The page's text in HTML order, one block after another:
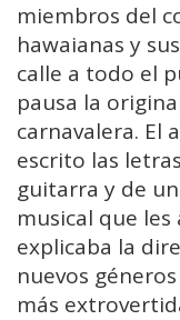
miembros del
hawaianas y
calle a todo el
pausa la
carnavalera. El
escrito las
guitarra y de
musical que
explicaba la
nuevos
más